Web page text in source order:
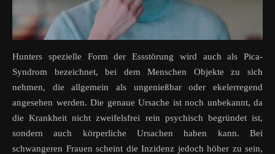
Hunters spezielle Form der Essstörung wird auch als Pica-
Syndrom bezeichnet, bei dem Menschen Objekte zu sich
nehmen, die allgemein als ungenießbar oder ekelerregend
angesehen werden. Die genaue Ursache ist noch unbekannt, da
die Krankheit nicht zweifelsfrei rein psychisch begründet ist,
sondern auch körperliche Ursachen haben kann. Bei
schwangeren Frauen scheint die Inzidenz jedoch höher zu sein,